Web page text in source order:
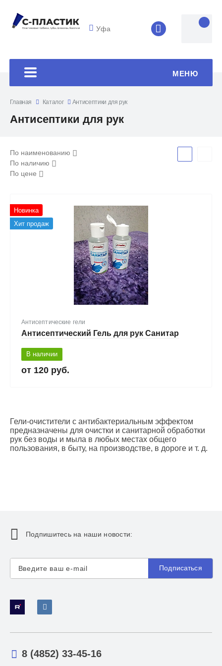
Уфа 8 (4852) 33-
МЕНЮ
Главная Каталог Антисептики для рук
Антисептики для рук
По наименованию
По наличию
По цене
Новинка
Хит продаж
Антисептические гели
Антисептический Гель для рук Санитар
В наличии
120 руб.
Гели-очистители с антибактериальным эффектом
предназначены для очистки и санитарной обработки
рук без воды и мыла в любых местах общего
пользования, в быту, на производстве, в дороге и т. д.
Подпишитесь на наши новости:
Подписаться
8 (4852) 33-45-16